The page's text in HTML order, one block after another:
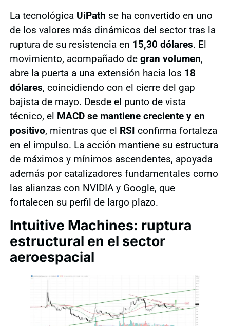
La tecnológica UiPath se ha convertido en uno
de los valores más dinámicos del sector tras la
ruptura de su resistencia en 15,30 dólares. El
movimiento, acompañado de gran volumen,
abre la puerta a una extensión hacia los 18
dólares, coincidiendo con el cierre del gap
bajista de mayo. Desde el punto de vista
técnico, el MACD se mantiene creciente y en
positivo, mientras que el RSI confirma fortaleza
en el impulso. La acción mantiene su estructura
de máximos y mínimos ascendentes, apoyada
además por catalizadores fundamentales como
las alianzas con NVIDIA y Google, que
fortalecen su perfil de largo plazo.
Intuitive Machines: ruptura
estructural en el sector
aeroespacial